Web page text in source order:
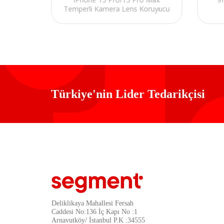
Temperli Kamera Lens Koruyucu
Türkiye'nin Lider Tedarikçisi
Deliklikaya Mahallesi Fersah
Caddesi No:136 İç Kapı No :1
Arnavutköy/ İstanbul P.K :34555